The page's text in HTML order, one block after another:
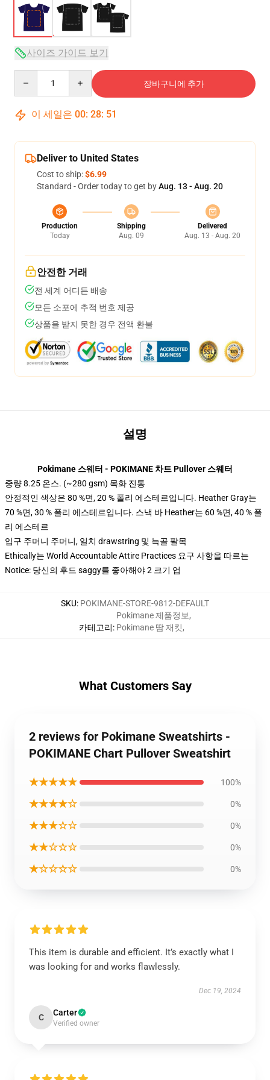
사이즈 가이드 보기
장바구니에 추가
이 세일은 00: 28: 51
Deliver to United States
Cost to ship:$6.99
Standard - Order today to get byAug. 13 - Aug. 20
Production
Today
Shipping
Aug. 09
Delivered
Aug. 13 - Aug. 20
안전한 거래
전 세계 어디든 배송
모든 소포에 추적 번호 제공
상품을 받지 못한 경우 전액 환불
설명
Pokimane 스웨터 - POKIMANE 차트 Pullover 스웨터
중량 8.25 온스. (~280 gsm) 목화 진통
안정적인 색상은 80 %면, 20 % 폴리 에스테르입니다. Heather Gray는
70 %면, 30 % 폴리 에스테르입니다. 스낵 바 Heather는 60 %면, 40 % 폴
리 에스테르
입구 주머니 주머니, 일치 drawstring 및 늑골 팔목
Ethically는 World Accountable Attire Practices 요구 사항을 따르는
Notice: 당신의 후드 saggy를 좋아해야 2 크기 업
SKU: POKIMANE-STORE-9812-DEFAULT
카테고리:
Pokimane 제품정보,
Pokimane 땀 재킷,
What Customers Say
2 reviews for Pokimane Sweatshirts -
POKIMANE Chart Pullover Sweatshirt
★★★★★ 100%
★★★★☆ 0%
★★★☆☆ 0%
★★☆☆☆ 0%
★☆☆☆☆ 0%
This item is durable and efficient. It’s exactly what I
was looking for and works flawlessly.
Dec 19, 2024
C Carter
Verified owner